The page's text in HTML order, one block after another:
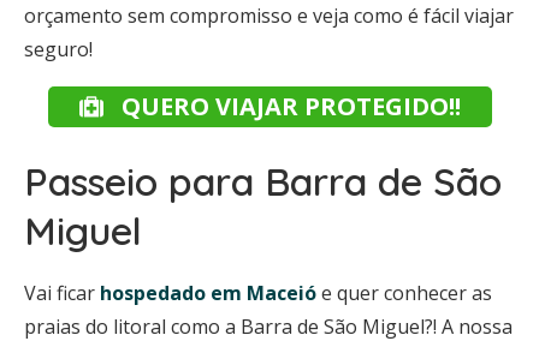
orçamento sem compromisso e veja como é fácil viajar
seguro!
QUERO VIAJAR PROTEGIDO!!
Passeio para Barra de São
Miguel
Vai ficar hospedado em Maceióe quer conhecer as
praias do litoral como a Barra de São Miguel?! A nossa